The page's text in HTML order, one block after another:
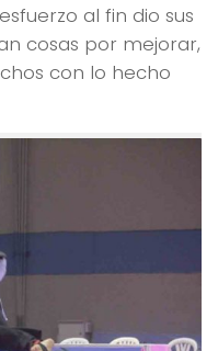
al fin dio sus
cosas por mejorar,
con lo hecho